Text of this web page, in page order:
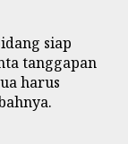
siap
tanggapan
harus